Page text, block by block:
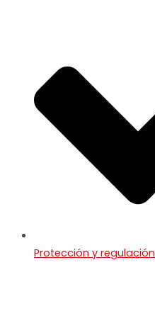
Protección y regulación